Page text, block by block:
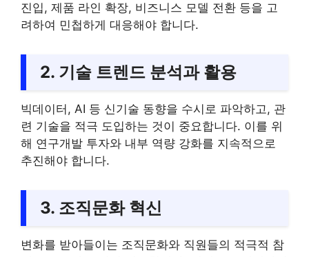
진입, 제품 라인 확장, 비즈니스 모델 전환 등을 고
려하여 민첩하게 대응해야 합니다.
2. 기술 트렌드 분석과 활용
빅데이터, AI 등 신기술 동향을 수시로 파악하고, 관
련 기술을 적극 도입하는 것이 중요합니다. 이를 위
해 연구개발 투자와 내부 역량 강화를 지속적으로
추진해야 합니다.
3. 조직문화 혁신
변화를 받아들이는 조직문화와 직원들의 적극적 참